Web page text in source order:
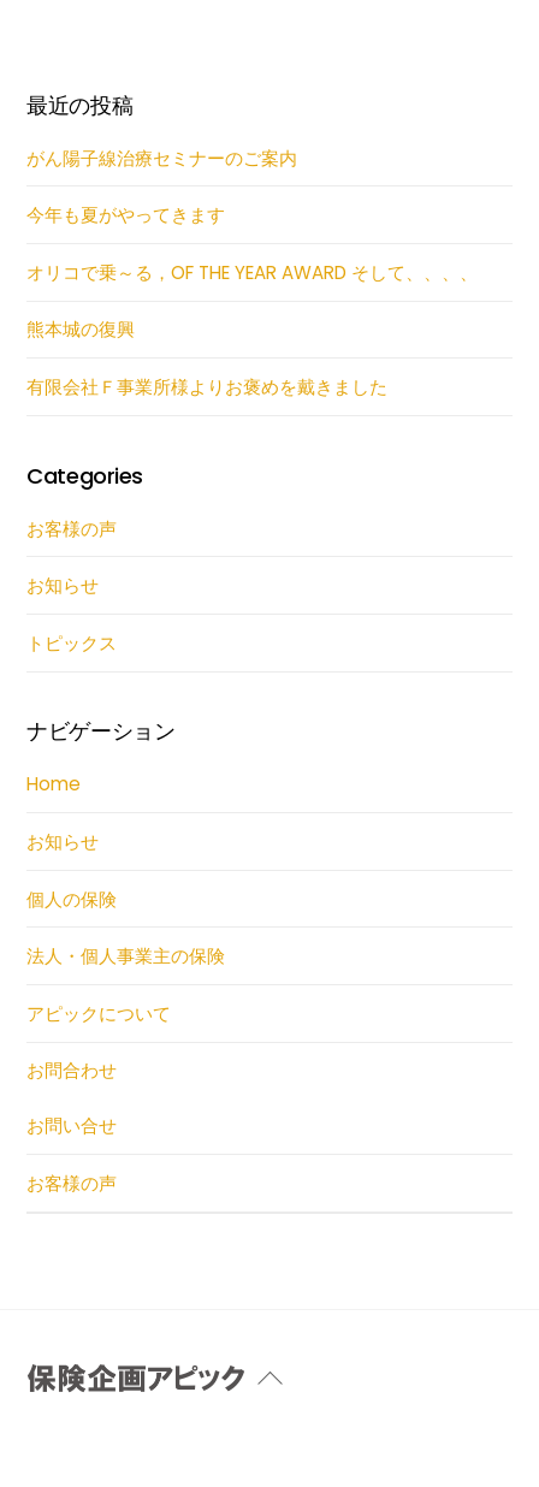
最近の投稿
がん陽子線治療セミナーのご案内
今年も夏がやってきます
オリコで乗～る，OF THE YEAR AWARD そして、、、、
熊本城の復興
有限会社Ｆ事業所様よりお褒めを戴きました
Categories
お客様の声
お知らせ
トピックス
ナビゲーション
Home
お知らせ
個人の保険
法人・個人事業主の保険
アピックについて
お問合わせ
お問い合せ
お客様の声
Back